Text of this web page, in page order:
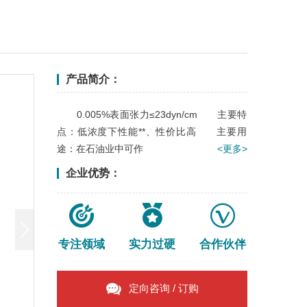
产品简介：
0.005%表面张力≤23dyn/cm 主要特
点：低浓度下性能**、性价比高 主要用
途：在石油业中可作
<更多>
企业优势：
专注领域 实力过硬 合作伙伴
定向咨询 / 订购